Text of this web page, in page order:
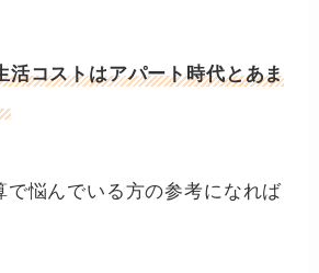
活コストはアパート時代とあま
で悩んでいる方の参考になれば